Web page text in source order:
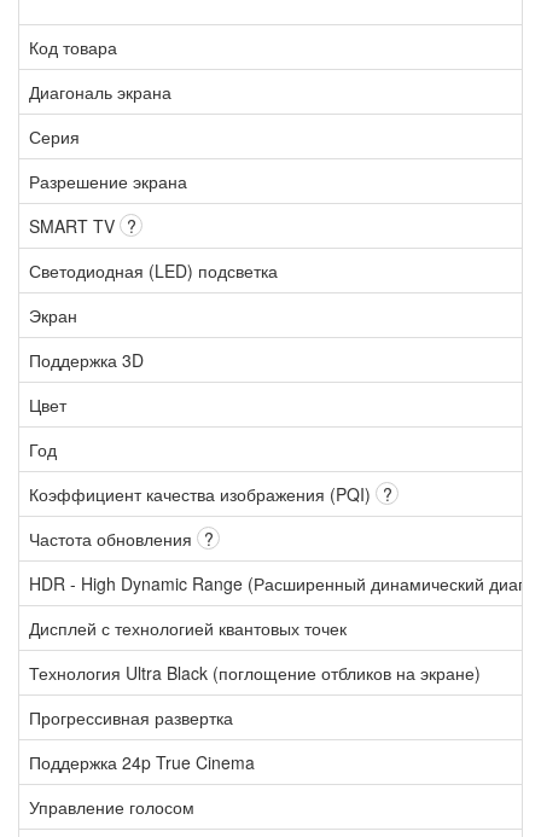
Код товара
Диагональ экрана
Серия
Разрешение экрана
SMART TV ?
Светодиодная (LED) подсветка
Экран
Поддержка 3D
Цвет
Год
Коэффициент качества изображения (PQI) ?
Частота обновления ?
HDR - High Dynamic Range (Расширенный динамический
Дисплей с технологией квантовых точек
Технология Ultra Black (поглощение отбликов на экране)
Прогрессивная развертка
Поддержка 24p True Cinema
Управление голосом